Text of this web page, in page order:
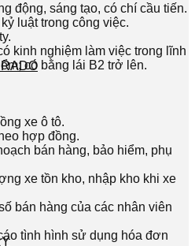
động, sáng tạo, có chí cầu tiến.
luật trong công việc.
kinh nghiệm làm việc trong lĩnh
có bằng lái B2 trở lên.
xe ô tô.
hợp đồng.
bán hàng, bảo hiểm, phụ
xe tồn kho, nhập kho khi xe
bán hàng của các nhân viên
tình hình sử dụng hóa đơn